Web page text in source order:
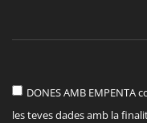
DONES AMB
les teves dades amb la